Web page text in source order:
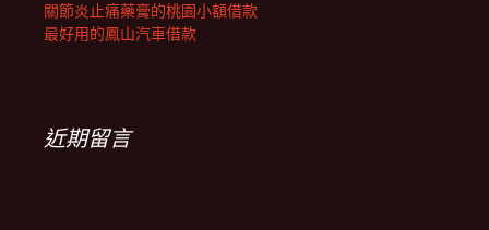
關節炎止痛藥膏的桃園小額借款
最好用的鳳山汽車借款
近期留言